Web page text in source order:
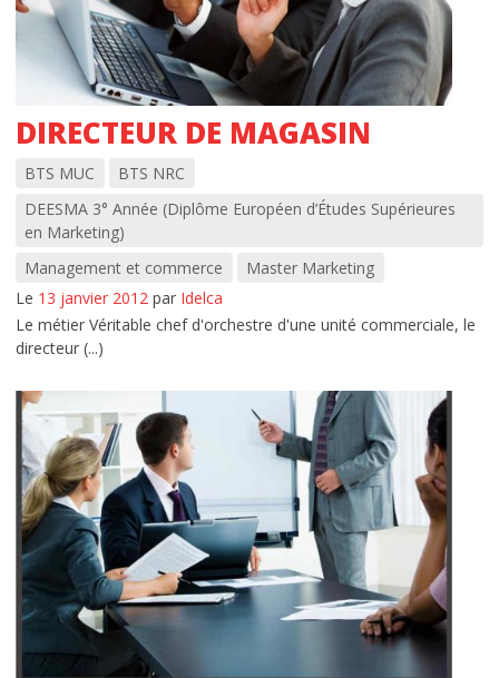
DIRECTEUR DE MAGASIN
BTS MUC
BTS NRC
DEESMA 3° Année (Diplôme Européen d’Études Supérieures
en Marketing)
Management et commerce
Master Marketing
Le 13 janvier 2012 par Idelca
Le métier Véritable chef d'orchestre d'une unité commerciale, le
directeur (...)